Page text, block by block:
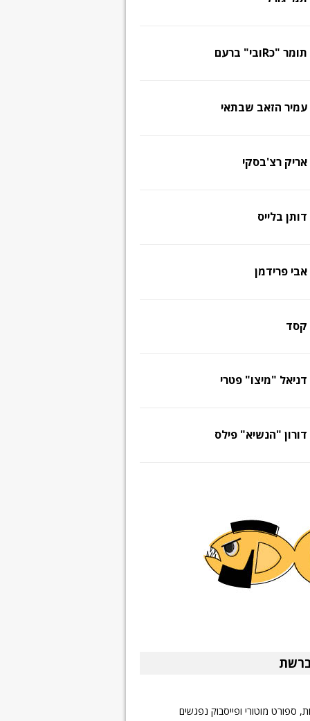
תומר "כRובי" ברעם
עמיר הזאב שבתאי
אריק רצ'בסקי
דותן בלייס
אבי פרידמן
קסד
דניאל "מיצו" פטרי
דורון "הנשיא" פילס
ספורט מוטורי ופייסבוק נפגשים